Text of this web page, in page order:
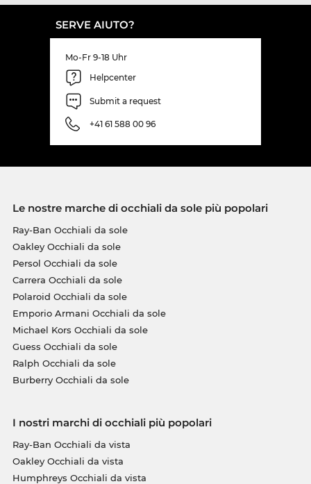
SERVE AIUTO?
Mo-Fr 9-18 Uhr
Helpcenter
Submit a request
+41 61 588 00 96
Le nostre marche di occhiali da sole più popolari
Ray-Ban Occhiali da sole
Oakley Occhiali da sole
Persol Occhiali da sole
Carrera Occhiali da sole
Polaroid Occhiali da sole
Emporio Armani Occhiali da sole
Michael Kors Occhiali da sole
Guess Occhiali da sole
Ralph Occhiali da sole
Burberry Occhiali da sole
I nostri marchi di occhiali più popolari
Ray-Ban Occhiali da vista
Oakley Occhiali da vista
Humphreys Occhiali da vista